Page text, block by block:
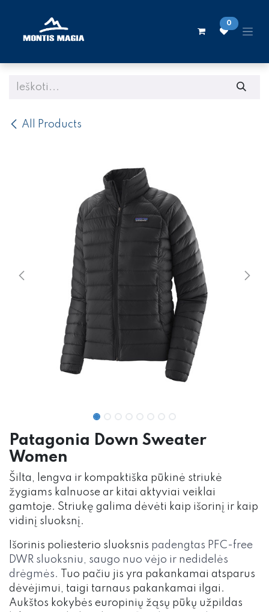
0
All Products
Patagonia Down Sweater
Women
Šilta, lengva ir kompaktiška pūkinė striukė
žygiams kalnuose ar kitai aktyviai veiklai
gamtoje. Striukę galima dėvėti kaip išorinį ir kaip
vidinį sluoksnį.
Išorinis poliesterio sluoksnis padengtas PFC-free
DWR sluoksniu, saugo nuo vėjo ir nedidelės
drėgmės.
Tuo pačiu jis yra pakankamai atsparus
dėvėjimui, taigi tarnaus pakankamai ilgai.
Aukštos kokybės europinių žąsų pūkų užpildas